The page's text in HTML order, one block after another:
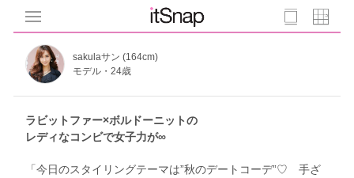
sakulaサン (164cm)
モデル・24歳
ラビットファー×ボルドーニットの
レディなコンビで女子力が∞
「今日のスタイリングテーマは”秋のデートコーデ”♡ 手ざ